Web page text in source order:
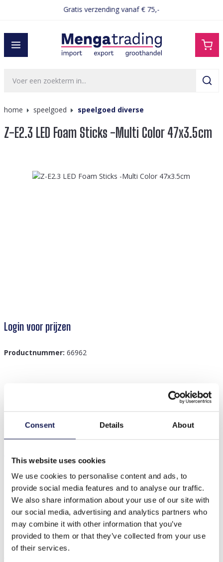
Consent Details About
This website uses cookies
We use cookies to personalise content and ads, to
provide social media features and to analyse our traffic.
We also share information about your use of our site with
our social media, advertising and analytics partners who
may combine it with other information that you’ve
provided to them or that they’ve collected from your use
of their services.
Gratis verzending vanaf € 75,-
home speelgoed speelgoed diverse
Z-E2.3 LED Foam Sticks -Multi Color 47x3.5cm
Afbeeldingengalerij overslaan
Login voor prijzen
Productnummer: 66962
Z-E2.3 LED Foam Sticks -Multi Color 47x3.5cm